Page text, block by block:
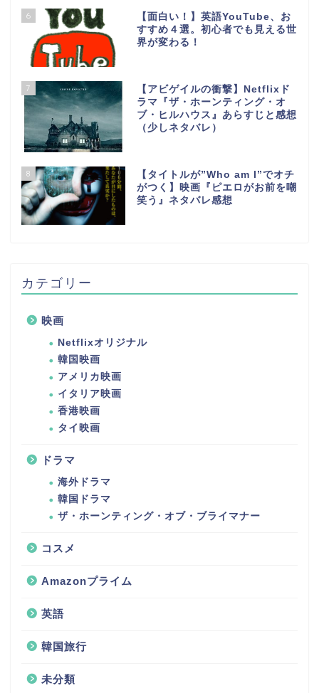
6
【面白い！】英語YouTube、お
すすめ４選。初心者でも見える世
界が変わる！
7
【アビゲイルの衝撃】Netflixド
ラマ『ザ・ホーンティング・オ
ブ・ヒルハウス』あらすじと感想
（少しネタバレ）
8
【タイトルが”Who am I”でオチ
がつく】映画『ピエロがお前を嘲
笑う』ネタバレ感想
カテゴリー
映画
Netflixオリジナル
韓国映画
アメリカ映画
イタリア映画
香港映画
タイ映画
ドラマ
海外ドラマ
韓国ドラマ
ザ・ホーンティング・オブ・ブライマナー
コスメ
Amazonプライム
英語
韓国旅行
未分類